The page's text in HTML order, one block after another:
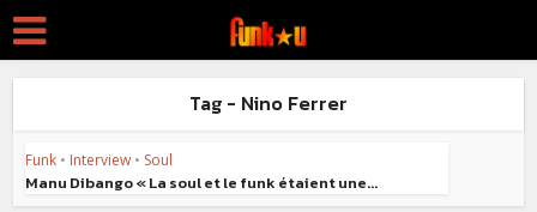
Tag - Nino Ferrer
Funk • Interview • Soul
Manu Dibango « La soul et le funk étaient une...